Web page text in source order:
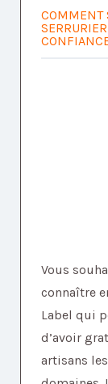
COMMENT
Vous
connaître
Label qui
d’avoir
artisans